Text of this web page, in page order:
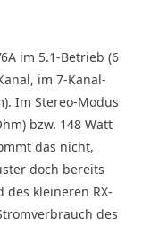
im 5.1-Betrieb (6
im 7-Kanal-
Im Stereo-Modus
bzw. 148 Watt
das nicht,
doch bereits
des kleineren RX-
des